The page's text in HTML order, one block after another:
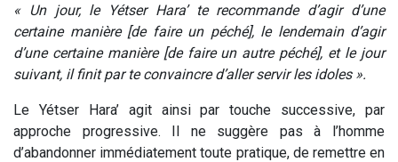
« Un jour, le Yétser Hara’ te recommande d’agir d’une
certaine manière [de faire un péché], le lendemain d’agir
d’une certaine manière [de faire un autre péché], et le jour
suivant, il finit par te convaincre d’aller servir les idoles ».
Le Yétser Hara’ agit ainsi par touche successive, par
approche progressive. Il ne suggère pas à l’homme
d’abandonner immédiatement toute pratique, de remettre en